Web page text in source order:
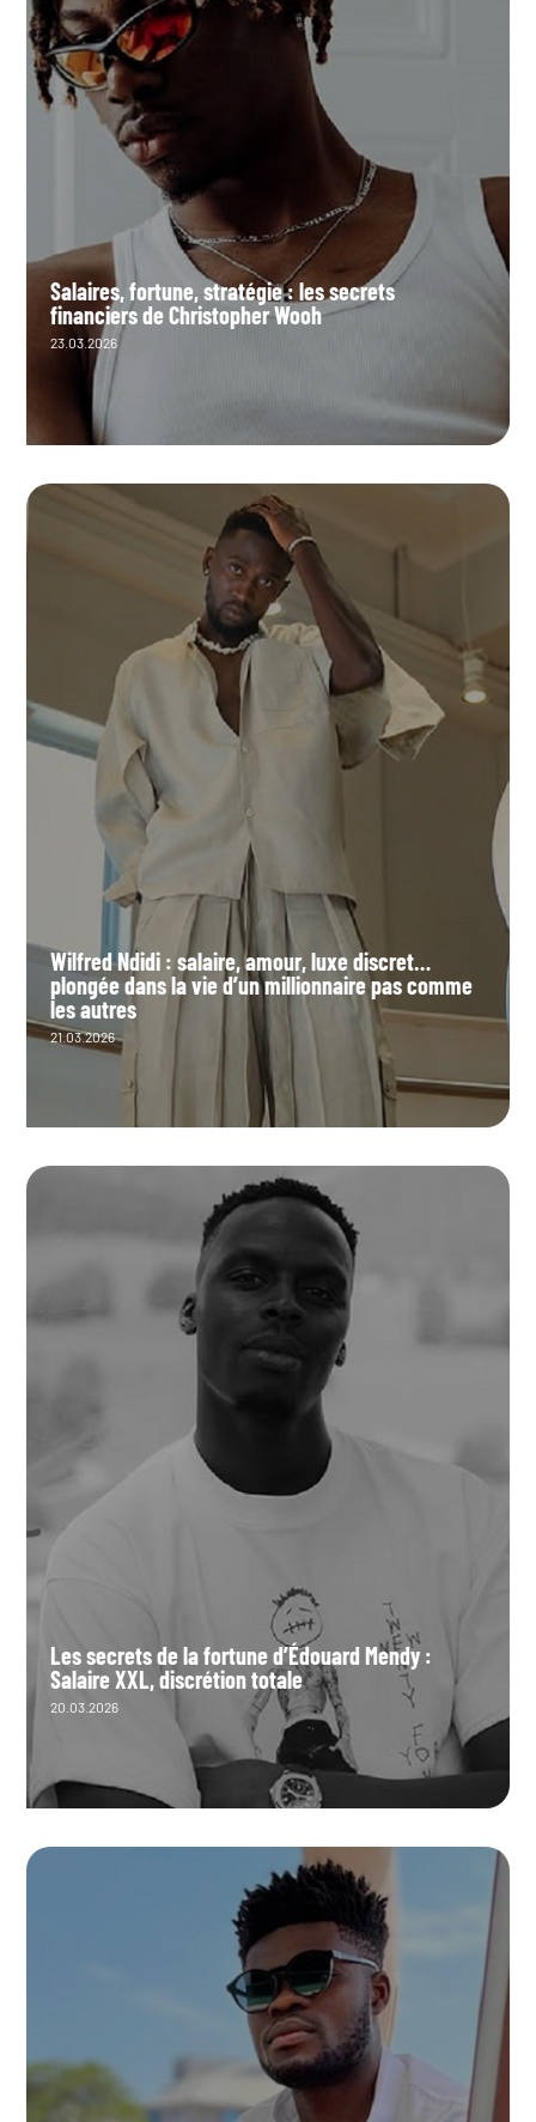
Salaires, fortune, stratégie : les secrets
financiers de Christopher Wooh
23.03.2026
Wilfred Ndidi : salaire, amour, luxe discret…
plongée dans la vie d’un millionnaire pas comme
les autres
21.03.2026
Les secrets de la fortune d’Édouard Mendy :
Salaire XXL, discrétion totale
20.03.2026